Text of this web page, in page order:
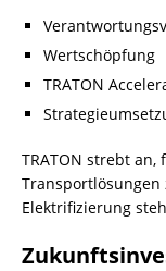
Wertschöpfung
TRATON
TRATON strebt
Elektrifizierung